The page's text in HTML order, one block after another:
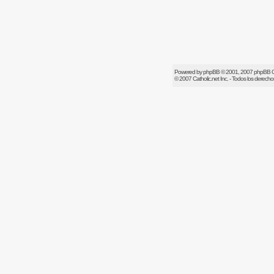
Powered byphpBB© 2001, 2007 phpBB
© 2007Catholic.netInc. - Todos los